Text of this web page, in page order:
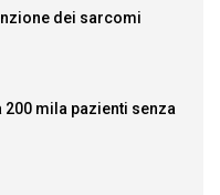
dei sarcomi
mila pazienti senza